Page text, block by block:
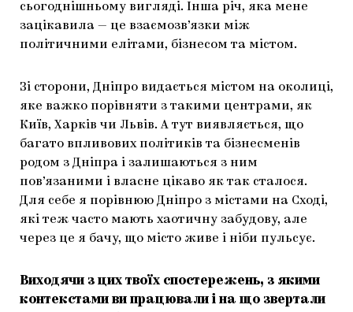
сьогоднішньому вигляді. Інша річ, яка мене
зацікавила — це взаємозв’язки між
політичними елітами, бізнесом та містом.
Зі сторони, Дніпро видається містом на околиці,
яке важко порівняти з такими центрами, як
Київ, Харків чи Львів. А тут виявляється, що
багато впливових політиків та бізнесменів
родом з Дніпра і залишаються з ним
пов’язаними і власне цікаво як так сталося.
Для себе я порівнюю Дніпро з містами на Сході,
які теж часто мають хаотичну забудову, але
через це я бачу, що місто живе і ніби пульсує.
Виходячи з цих твоїх спостережень, з якими
контекстами ви працювали і на що звертали